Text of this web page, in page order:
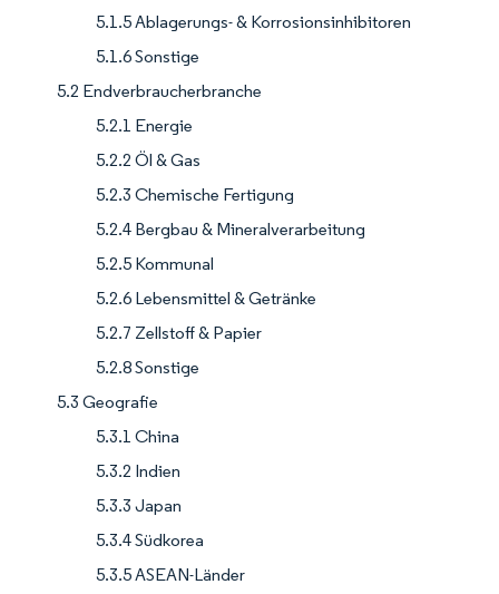
5.1.5 Ablagerungs- & Korrosionsinhibitoren
5.1.6 Sonstige
5.2 Endverbraucherbranche
5.2.1 Energie
5.2.2 Öl & Gas
5.2.3 Chemische Fertigung
5.2.4 Bergbau & Mineralverarbeitung
5.2.5 Kommunal
5.2.6 Lebensmittel & Getränke
5.2.7 Zellstoff & Papier
5.2.8 Sonstige
5.3 Geografie
5.3.1 China
5.3.2 Indien
5.3.3 Japan
5.3.4 Südkorea
5.3.5 ASEAN-Länder